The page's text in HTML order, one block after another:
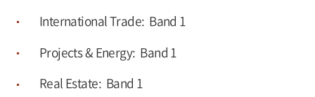
International Trade: Band 1
Projects & Energy: Band 1
Real Estate: Band 1